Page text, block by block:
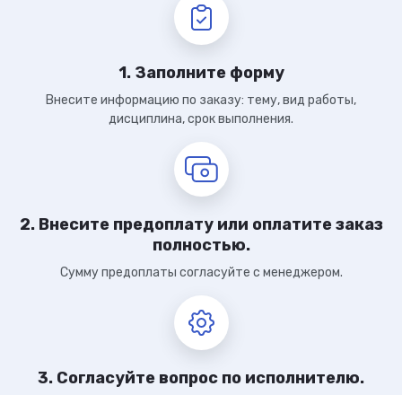
1. Заполните форму
Внесите информацию по заказу: тему, вид работы,
дисциплина, срок выполнения.
2. Внесите предоплату или оплатите заказ
полностью.
Сумму предоплаты согласуйте с менеджером.
3. Согласуйте вопрос по исполнителю.